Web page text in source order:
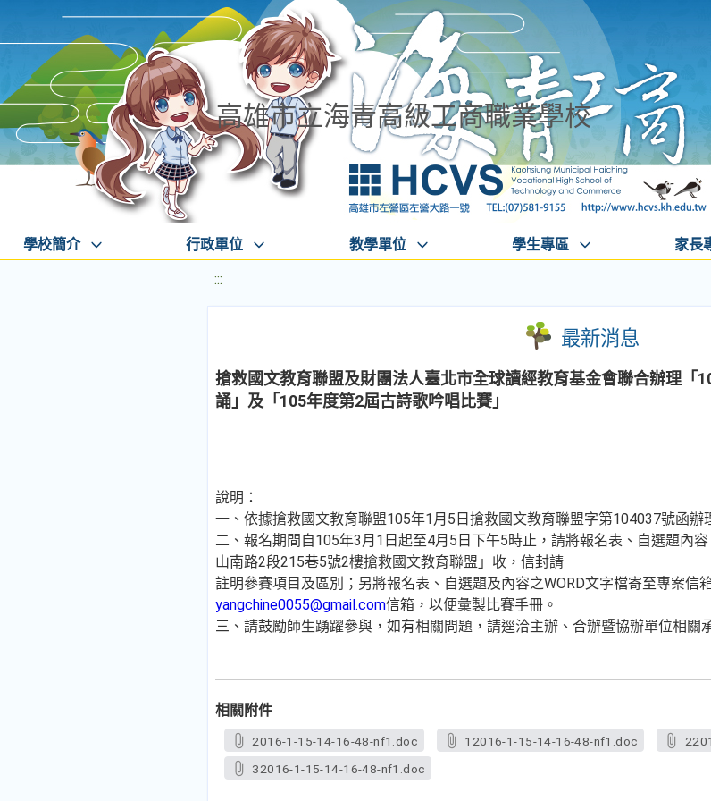
高雄市立海青高級工商職業學校
學校簡介 行政單位 教學單位 學生專區 家長
:::
最新消息
搶救國文教育聯盟及財團法人臺北市全球讀經教育基金會聯合辦理「
誦」及「105年度第2屆古詩歌吟唱比賽」
說明：
一、依據搶救國文教育聯盟105年1月5日搶救國文教育聯盟字第104037號函辦
二、報名期間自105年3月1日起至4月5日下午5時止，請將報名表、自選題內
山南路2段215巷5號2樓搶救國文教育聯盟」收，信封請
註明參賽項目及區別；另將報名表、自選題及內容之WORD文字檔寄至專案信
yangchine0055@gmail.com信箱，以便彙製比賽手冊。
三、請鼓勵師生踴躍參與，如有相關問題，請逕洽主辦、合辦暨協辦單位相關
相關附件
2016-1-15-14-16-48-nf1.doc 12016-1-15-14-16-48-nf1.doc
32016-1-15-14-16-48-nf1.doc